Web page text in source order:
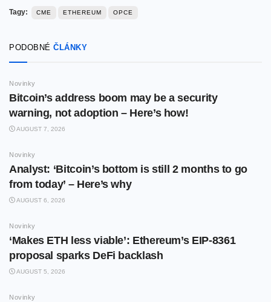
Tagy: CME ETHEREUM OPCE
PODOBNÉ ČLÁNKY
Novinky
Bitcoin’s address boom may be a security
warning, not adoption – Here’s how!
AUGUST 7, 2026
Novinky
Analyst: ‘Bitcoin’s bottom is still 2 months to go
from today’ – Here’s why
AUGUST 6, 2026
Novinky
‘Makes ETH less viable’: Ethereum’s EIP-8361
proposal sparks DeFi backlash
AUGUST 5, 2026
Novinky